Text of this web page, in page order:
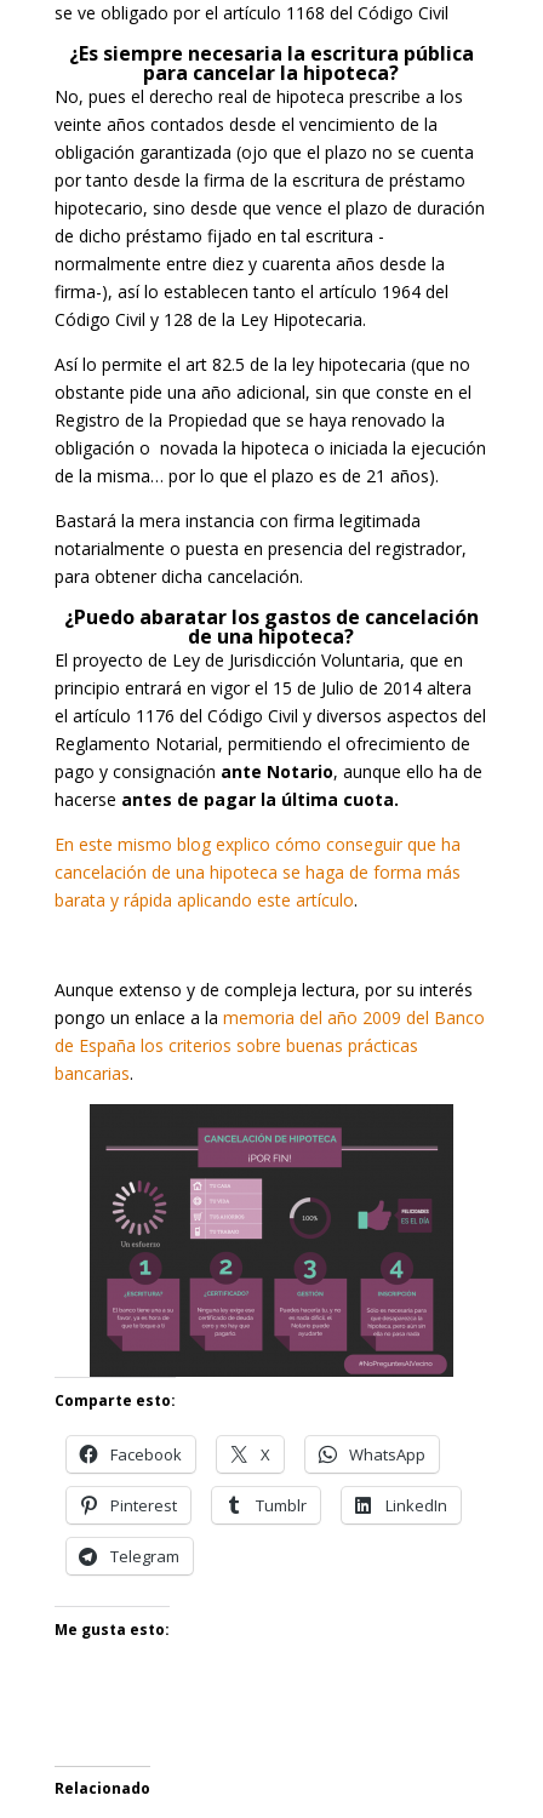
se ve obligado por el artículo 1168 del Código Civil
¿Es siempre necesaria la escritura pública
para cancelar la hipoteca?
No, pues el derecho real de hipoteca prescribe a los
veinte años contados desde el vencimiento de la
obligación garantizada (ojo que el plazo no se cuenta
por tanto desde la firma de la escritura de préstamo
hipotecario, sino desde que vence el plazo de duración
de dicho préstamo fijado en tal escritura -
normalmente entre diez y cuarenta años desde la
firma-), así lo establecen tanto el artículo 1964 del
Código Civil y 128 de la Ley Hipotecaria.
Así lo permite el art 82.5 de la ley hipotecaria (que no
obstante pide una año adicional, sin que conste en el
Registro de la Propiedad que se haya renovado la
obligación o novada la hipoteca o iniciada la ejecución
de la misma… por lo que el plazo es de 21 años).
Bastará la mera instancia con firma legitimada
notarialmente o puesta en presencia del registrador,
para obtener dicha cancelación.
¿Puedo abaratar los gastos de cancelación
de una hipoteca?
El proyecto de Ley de Jurisdicción Voluntaria, que en
principio entrará en vigor el 15 de Julio de 2014 altera
el artículo 1176 del Código Civil y diversos aspectos del
Reglamento Notarial, permitiendo el ofrecimiento de
pago y consignación ante Notario, aunque ello ha de
hacerse antes de pagar la última cuota.
En este mismo blog explico cómo conseguir que ha
cancelación de una hipoteca se haga de forma más
barata y rápida aplicando este artículo.
Aunque extenso y de compleja lectura, por su interés
pongo un enlace a la memoria del año 2009 del Banco
de España los criterios sobre buenas prácticas
bancarias.
Comparte esto:
Facebook X WhatsApp
Pinterest Tumblr LinkedIn
Telegram
Me gusta esto:
Relacionado